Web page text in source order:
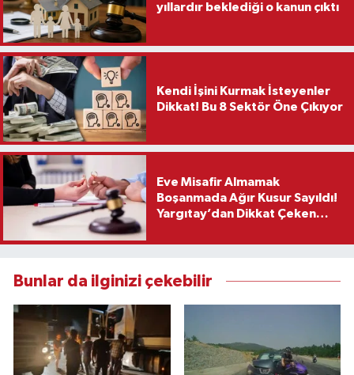
yıllardır beklediği o kanun çıktı
Kendi İşini Kurmak İsteyenler
Dikkat! Bu 8 Sektör Öne Çıkıyor
Eve Misafir Almamak
Boşanmada Ağır Kusur Sayıldı!
Yargıtay’dan Dikkat Çeken
Bunlar da ilginizi çekebilir